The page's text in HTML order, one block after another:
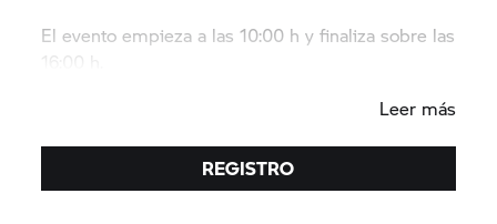
El evento empieza a las 10:00 h y finaliza sobre las
16:00 h.
Leer más
REGISTRO